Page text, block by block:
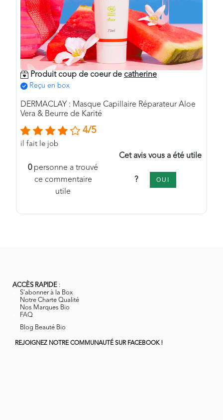
Produit coup de coeur de catherine
Reçu en box
DERMACLAY : Masque Capillaire Réparateur Aloe
Vera & Beurre de Karité
4/5
il fait le job
0personne a trouvé
ce commentaire
utile
Cet avis vous a été utile
? OUI
ACCÈS RAPIDE :
S'abonner à la Box
Notre Charte Qualité
Nos Marques Bio
FAQ
Blog Beauté Bio
REJOIGNEZ NOTRE COMMUNAUTÉ SUR FACEBOOK !